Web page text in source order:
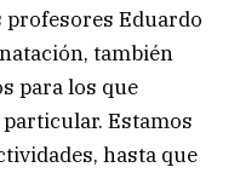
profesores Eduardo
también
para los que
Estamos
hasta que